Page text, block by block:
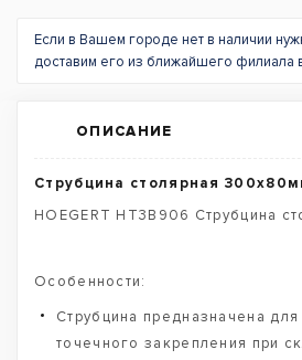
Если в Вашем городе нет в наличии
доставим его из ближайшего филиала
ОПИСАНИЕ
Струбцина столярная
HOEGERT HT3B906 Струбцина
Особенности:
Струбцина предназначена
точечного закрепления при